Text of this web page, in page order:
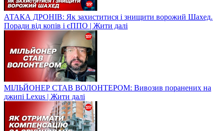
АТАКА ДРОНІВ: Як захиститися і знищити ворожий Шахед.
Поради від копів і єППО | Жити далі
МІЛЬЙОНЕР СТАВ ВОЛОНТЕРОМ: Вивозив поранених на
джипі Lexus | Жити далі